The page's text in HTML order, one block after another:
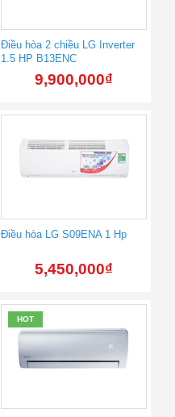
Điều hòa 2 chiều LG Inverter
1.5 HP B13ENC
9,900,000₫
Điều hòa LG S09ENA 1 Hp
5,450,000₫
HOT